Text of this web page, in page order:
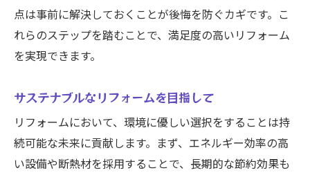
点は事前に解決しておくことが後悔を防ぐカギです。こ
れらのステップを踏むことで、満足度の高いリフォーム
を実現できます。
サステナブルなリフォームを目指して
リフォームにおいて、環境に優しい選択をすることは持
続可能な未来に貢献します。まず、エネルギー効率の高
い設備や断熱材を採用することで、長期的な節約効果も